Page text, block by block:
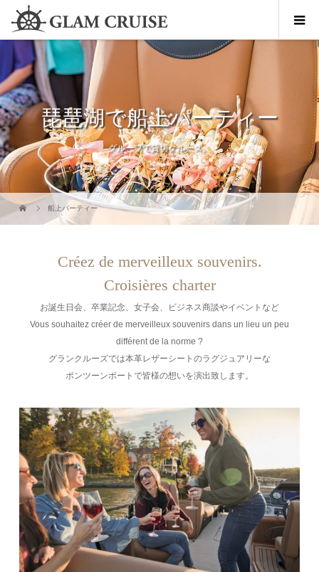
琵琶湖で船上パーティー
グループで貸切クルーズ。
船上パーティー
Créez de merveilleux souvenirs.
Croisières charter
お誕生日会、卒業記念、女子会、ビジネス商談やイベントなど
Vous souhaitez créer de merveilleux souvenirs dans un lieu un peu
différent de la norme ?
グランクルーズでは本革レザーシートのラグジュアリーな
ポンツーンボートで皆様の想いを演出致します。